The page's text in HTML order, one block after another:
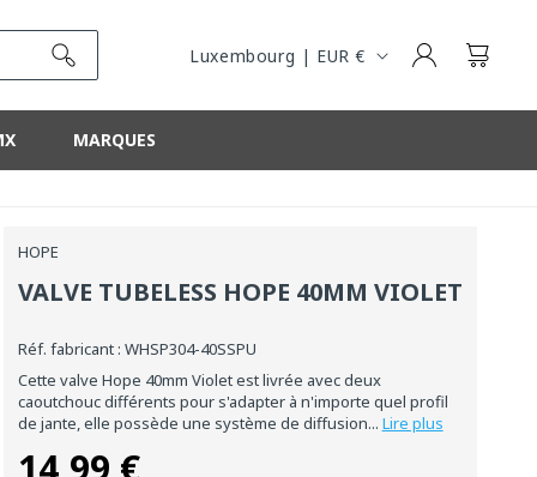
É
G
O
Luxembourg | EUR € Connexion Panier
MARQUES
HOPE
VALVE TUBELESS HOPE 40MM VIOLET
Réf. fabricant : WHSP304-40SSPU
Cette valve Hope 40mm Violet est livrée avec deux
caoutchouc différents pour s'adapter à n'importe quel profil
de jante, elle possède une système de diffusion... Lire plus
Prix